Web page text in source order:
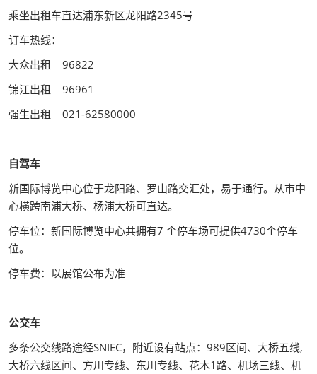
乘坐出租车直达浦东新区龙阳路2345号
订车热线：
大众出租 96822
锦江出租 96961
强生出租 021-62580000
自驾车
新国际博览中心位于龙阳路、罗山路交汇处，易于通行。从市中
心横跨南浦大桥、杨浦大桥可直达。
停车位：新国际博览中心共拥有7 个停车场可提供4730个停车
位。
停车费：以展馆公布为准
公交车
多条公交线路途经SNIEC，附近设有站点：989区间、大桥五线,
大桥六线区间、方川专线、东川专线、花木1路、机场三线、机